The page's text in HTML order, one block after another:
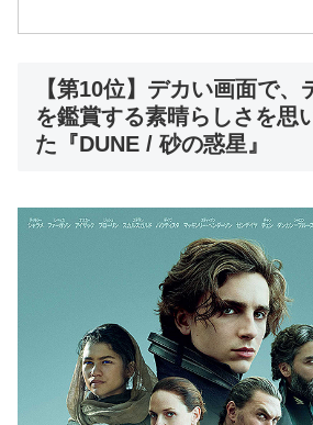
【第10位】デカい画面で、
を鑑賞する素晴らしさを思
た『DUNE / 砂の惑星』